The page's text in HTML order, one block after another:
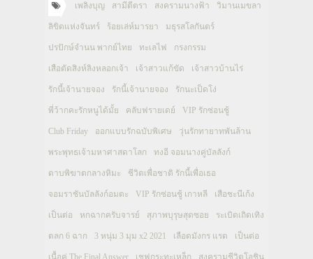
เพลิงบุญ สามีตีตรา สงครามนางฟ้า วิมานเมขลา
ลิขิตแห่งจันทร์ ร้อยเล่ห์มารยา มธุรสโลกันตร์
ปรปักษ์จำนน พากย์ไทย ทะเลไฟ กรงกรรม
เสือตัดสิงห์ลิงหลอกเจ้า เจ้าสาวแก้ขัด เจ้าสาวบ้านไร่
รักนี้เจ้านายจอง รักนี้เจ้านายจอง รักนะเป็ดโง่
พี่ว้ากคะรักหนูได้มั้ย คลับฟรายเดย์ VIP รักซ่อนชู้
Club Friday ออกแบบรักฉบับพิเศษ วุ่นรักทายาทพันล้าน
พระพุทธเจ้ามหาศาสดาโลก ทงอี จอมนางคู่บัลลังก์
ดาบพิฆาตกลางหิมะ ชีวิตเพื่อชาติ รักนี้เพื่อเธอ
จอมราชันบัลลังก์อมตะ VIP รักซ่อนชู้ เกาหลี เสือชะนีเก้ง
เป็นต่อ หกฉากครับจารย์ สุภาพบุรุษสุดซอย ระเบิดเถิดเทิง
ตลก 6 ฉาก 3 หนุ่ม 3 มุม x2 2021 เลือดมังกร แรด เป็นต่อ
เนื้อคู่ The Final Answer เชฟกระทะเหล็ก สงครามชีวิตโอชิน